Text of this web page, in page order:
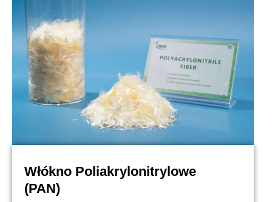
Włókno Poliakrylonitrylowe
(PAN)